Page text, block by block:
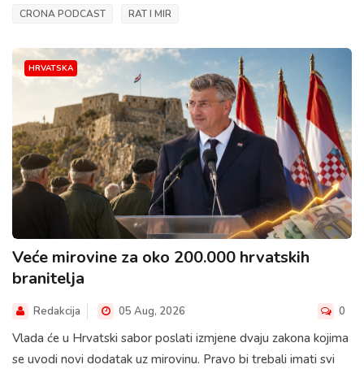
CRONA PODCAST RAT I MIR
HRVATSKA
Veće mirovine za oko 200.000 hrvatskih
branitelja
Redakcija 05 Aug, 2026 0
Vlada će u Hrvatski sabor poslati izmjene dvaju zakona kojima
se uvodi novi dodatak uz mirovinu. Pravo bi trebali imati svi